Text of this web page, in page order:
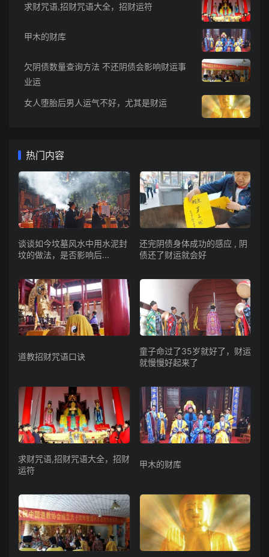
求财咒语,招财咒语大全，招财运符
甲木的财库
欠阴债数量查询方法 不还阴债会影响财运事
业运
女人堕胎后男人运气不好，尤其是财运
热门内容
谈谈如今坟墓风水中用水泥封
坟的做法，是否影响后...
还完阴债身体成功的感应 , 阴
债还了财运就会好
道教招财咒语口诀
童子命过了35岁就好了，财运
就慢慢好起来了
求财咒语,招财咒语大全，招财
运符
甲木的财库